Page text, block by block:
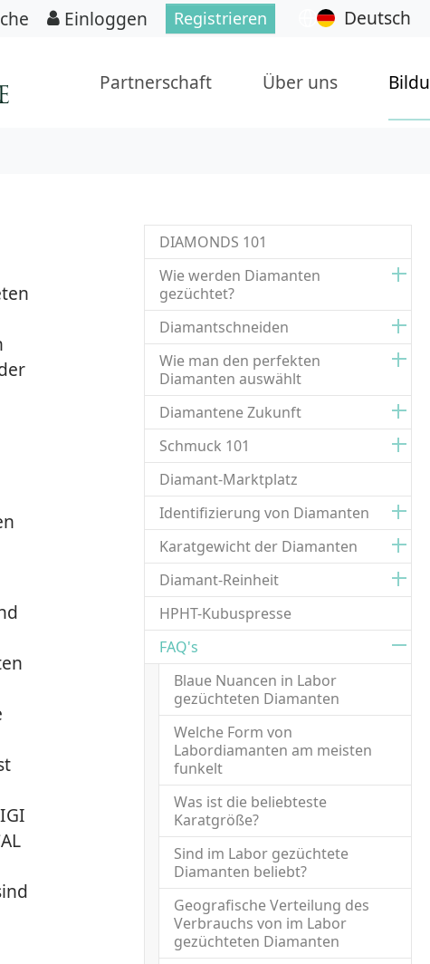
Einloggen Registrieren Deutsch
Partnerschaft Über uns
DIAMONDS 101
Wie werden Diamanten
gezüchtet?
Diamantschneiden
Wie man den perfekten
Diamanten auswählt
Diamantene Zukunft
Schmuck 101
Diamant-Marktplatz
Identifizierung von Diamanten
Karatgewicht der Diamanten
Diamant-Reinheit
HPHT-Kubuspresse
FAQ's
Blaue Nuancen in Labor
gezüchteten Diamanten
Welche Form von
Labordiamanten am meisten
funkelt
Was ist die beliebteste
Karatgröße?
Sind im Labor gezüchtete
Diamanten beliebt?
Geografische Verteilung des
Verbrauchs von im Labor
gezüchteten Diamanten